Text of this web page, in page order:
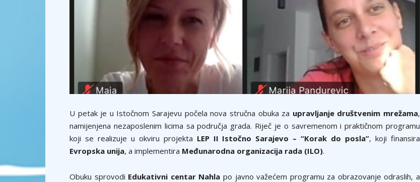
U petak je u Istočnom Sarajevu počela nova stručna obuka za upravljanje društvenim mrežama,
namijenjena nezaposlenim licima sa područja grada. Riječ je o savremenom i praktičnom programu
koji se realizuje u okviru projekta LEP II Istočno Sarajevo – “Korak do posla”, koji finansira
Evropska unija, a implementira Međunarodna organizacija rada (ILO).
Obuku sprovodi Edukativni centar Nahla po javno važećem programu za obrazovanje odraslih, a